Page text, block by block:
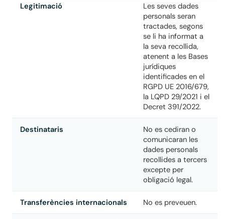
Legitimació
Les seves dades
personals seran
tractades, segons
se li ha informat a
la seva recollida,
atenent a les Bases
jurídiques
identificades en el
RGPD UE 2016/679,
la LQPD 29/2021 i el
Decret 391/2022.
Destinataris
No es cediran o
comunicaran les
dades personals
recollides a tercers
excepte per
obligació legal.
Transferències internacionals No es preveuen.